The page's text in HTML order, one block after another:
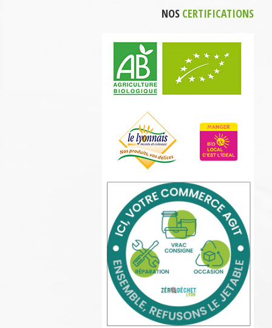
NOS CERTIFICATIONS